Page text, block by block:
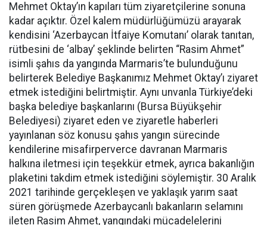
Mehmet Oktay’ın kapıları tüm ziyaretçilerine sonuna
kadar açıktır. Özel kalem müdürlüğümüzü arayarak
kendisini ‘Azerbaycan İtfaiye Komutanı’ olarak tanıtan,
rütbesini de ‘albay’ şeklinde belirten “Rasim Ahmet”
isimli şahıs da yangında Marmaris’te bulunduğunu
belirterek Belediye Başkanımız Mehmet Oktay’ı ziyaret
etmek istediğini belirtmiştir. Aynı unvanla Türkiye’deki
başka belediye başkanlarını (Bursa Büyükşehir
Belediyesi) ziyaret eden ve ziyaretle haberleri
yayınlanan söz konusu şahıs yangın sürecinde
kendilerine misafirperverce davranan Marmaris
halkına iletmesi için teşekkür etmek, ayrıca bakanlığın
plaketini takdim etmek istediğini söylemiştir. 30 Aralık
2021 tarihinde gerçekleşen ve yaklaşık yarım saat
süren görüşmede Azerbaycanlı bakanların selamını
ileten Rasim Ahmet, yangındaki mücadelelerini